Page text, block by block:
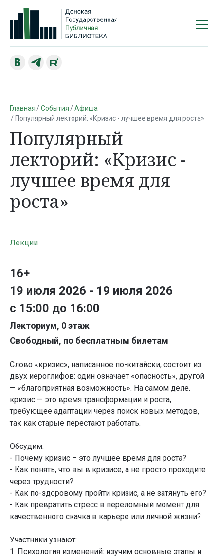
Главная События
Афиша
Популярный лекторий: «Кризис - лучшее время для роста»
Популярный
лекторий: «Кризис -
лучшее время для
роста»
Лекции
16+
19 июля 2026 - 19 июля 2026
с 15:00 до 16:00
Лекториум, 0 этаж
Свободный, по бесплатным билетам
Слово «кризис», написанное по-китайски, состоит из
двух иероглифов: один означает «опасность», другой
— «благоприятная возможность». На самом деле,
кризис — это время трансформации и роста,
требующее адаптации через поиск новых методов,
так как старые перестают работать.
Обсудим:
- Почему кризис – это лучшее время для роста?
- Как понять, что вы в кризисе, а не просто проходите
через трудности?
- Как по-здоровому пройти кризис, а не затянуть его?
- Как превратить стресс в переломный момент для
качественного скачка в карьере или личной жизни?
Участники узнают:
1. Психология изменений: изучим основные этапы и